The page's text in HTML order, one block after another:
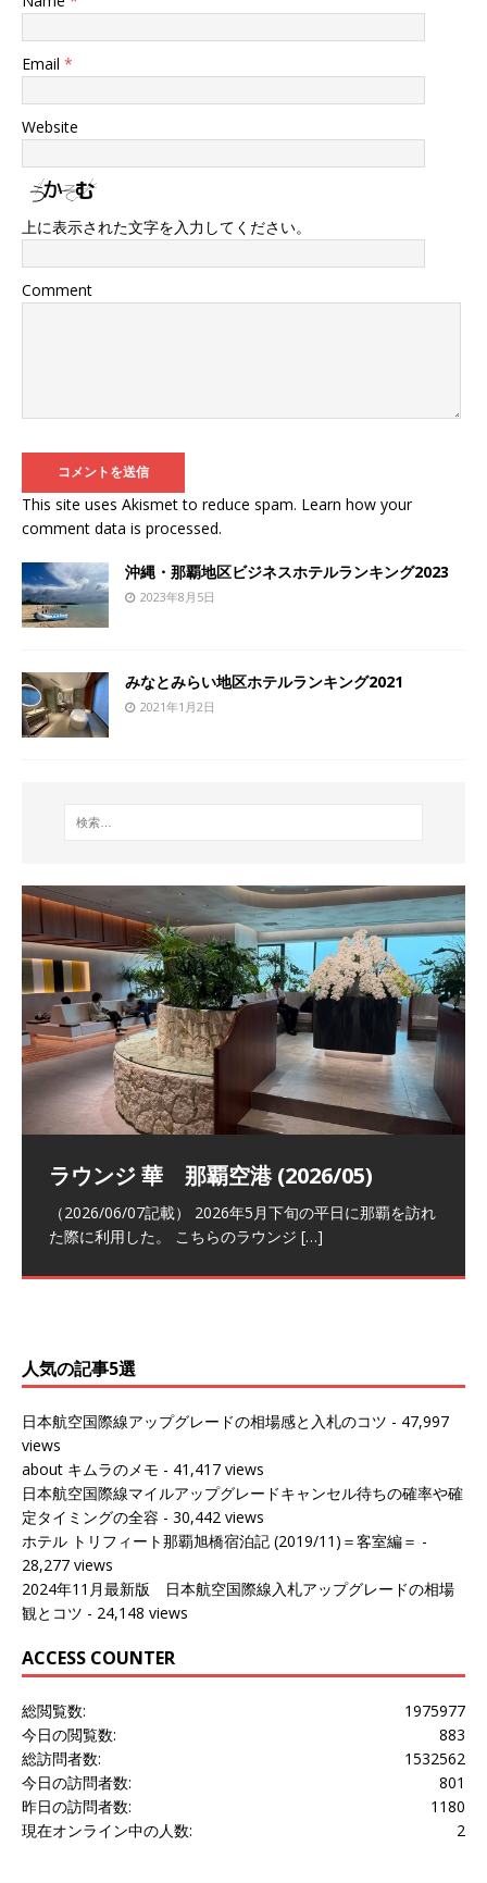
Email *
Website
上に表示された文字を入力してください。
Comment
This site uses Akismet to reduce spam. Learn how your
comment data is processed.
沖縄・那覇地区ビジネスホテルランキング2023
2023年8月5日
みなとみらい地区ホテルランキング2021
2021年1月2日
祝！日本航空・マリオットの戦略パー
トナーシップによるFOP無料付与とス
テイタスマッチ
ラウンジ 華 那覇空港 (2026/05)
（2026/06/07記載） 2026年5月下旬の平日に那覇を訪れ
た際に利用した。 こちらのラウンジ […]
The Coral Executive Lounge スワ
ンナプーム国際空港国内線ラウンジ
(2026/01)
日本航空 羽田空港国際線ファースト
クラスラウンジ (2026/01)
（2026/03/18記載） 2026年1月、毎年恒例の新年の羽田
バンコクエアウェイズ スワンナプー
ム国際空港国内線ラウンジ (2026/01)
（2026/03/13記載） 2026年1月上旬にバンコク経由でチ
人気の記事5選
日本航空国際線アップグレードの相場感と入札のコツ - 47,997
views
about キムラのメモ - 41,417 views
日本航空国際線マイルアップグレードキャンセル待ちの確率や確
定タイミングの全容 - 30,442 views
ホテル トリフィート那覇旭橋宿泊記 (2019/11)＝客室編＝ -
28,277 views
2024年11月最新版 日本航空国際線入札アップグレードの相場
観とコツ - 24,148 views
ACCESS COUNTER
1975977
総閲覧数:
883
今日の閲覧数:
1532562
総訪問者数:
801
今日の訪問者数:
1180
昨日の訪問者数:
2
現在オンライン中の人数: